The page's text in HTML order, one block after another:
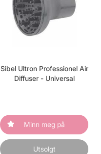
Sibel Ultron Professionel Air
Diffuser - Universal
Minn meg på
Utsolgt